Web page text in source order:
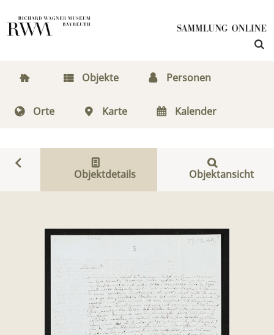
Objekte Personen
Orte Karte Kalender
Objektdetails Objektansicht